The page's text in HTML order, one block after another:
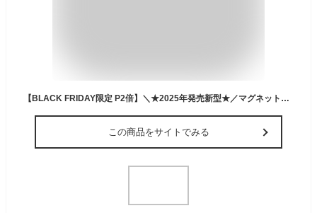
【BLACK FRIDAY限定 P2倍】＼★2025年発売新型★／マグネット式 自撮り棒 iPhone 三脚 スマホ スマホスタンド マグセーフ Magsafe LEDライト付 折りたたみ式 ミニ三脚 セルカ棒 卓上スタンド リモコン付 Android Bluetooth コンパクト 軽量 収納袋付 送料無料
この商品をサイトでみる